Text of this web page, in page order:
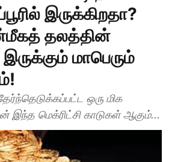
இருக்கிறதா?
தலத்தின்
மாபெரும்
ஒரு மிக
இந்த மெக்ரிட்சி காடுகள் ஆகும்...